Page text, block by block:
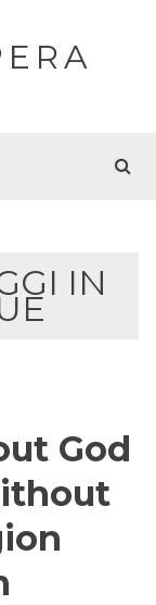
IN
God